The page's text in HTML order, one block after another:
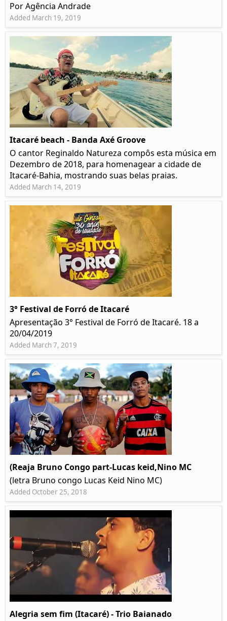
Por Agência Andrade
Added March 19, 2019
Itacaré beach - Banda Axé Groove
O cantor Reginaldo Natureza compôs esta música em
Dezembro de 2018, para homenagear a cidade de
Itacaré-Bahia, mostrando suas belas praias.
Added March 14, 2019
3° Festival de Forró de Itacaré
Apresentação 3° Festival de Forró de Itacaré. 18 a
20/04/2019
Added March 7, 2019
(Reaja Bruno Congo part-Lucas keid,Nino MC
(letra Bruno congo Lucas Keid Nino MC)
Added October 25, 2018
Alegria sem fim (Itacaré) - Trio Baianado